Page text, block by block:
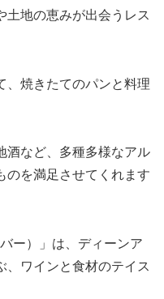
土地の恵みが出会うレス
、焼きたてのパンと料理
酒など、多種多様なアル
のを満足させてくれます
ー）」は、ディーンア
、ワインと食材のテイス